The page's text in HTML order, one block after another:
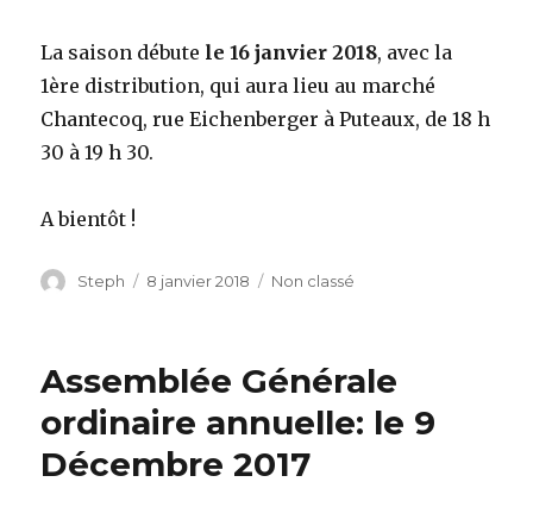
La saison débute le 16 janvier 2018, avec la
1ère distribution, qui aura lieu au marché
Chantecoq, rue Eichenberger à Puteaux, de 18 h
30 à 19 h 30.
A bientôt !
Auteur
Steph
Publié
8 janvier 2018 Catégories
Non classé
Assemblée Générale
ordinaire annuelle: le 9
Décembre 2017